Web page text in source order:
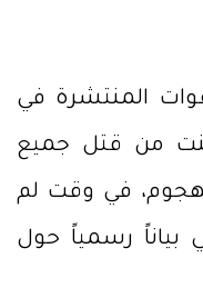
المنتشرة في
من قتل جميع
في وقت لم
بياناً رسمياً حول